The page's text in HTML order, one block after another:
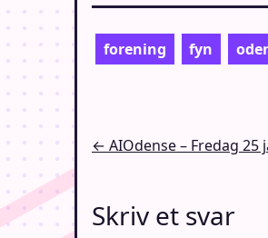
forening fyn
← AIOdense – Fredag 25
Skriv et svar